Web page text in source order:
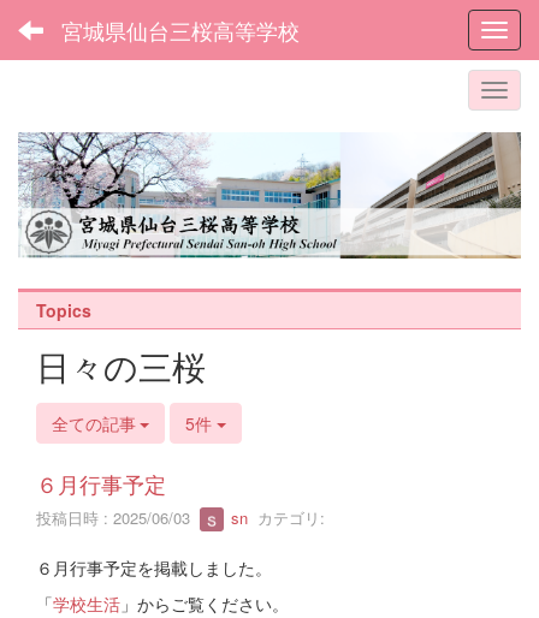
宮城県仙台三桜高等学校
Topics
日々の三桜
全ての記事 5件
６月行事予定
投稿日時 : 2025/06/03 sn カテゴリ:
６月行事予定を掲載しました。
「学校生活 」からご覧ください。